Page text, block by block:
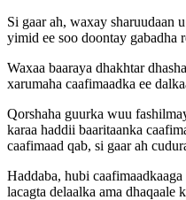
Si gaar ah, waxay sharuudaan
yimid ee soo doontay gabadha
Waxaa baaraya dhakhtar
xarumaha caafimaadka ee
Qorshaha guurka wuu
karaa haddii baaritaanka
caafimaad qab, si gaar ah
Haddaba, hubi
lacagta delaalka ama dhaqaale